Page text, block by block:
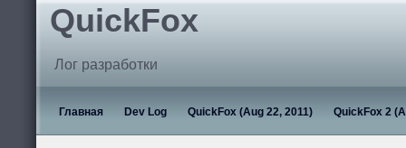
QuickFox
Лог разработки
Главная Dev Log QuickFox (Aug 22, 2011) QuickFox 2